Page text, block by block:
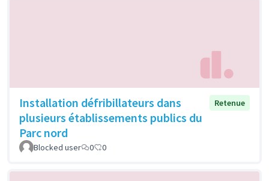
Installation défribillateurs dans
plusieurs établissements publics du
Parc nord
Retenue
Blocked user 0 0